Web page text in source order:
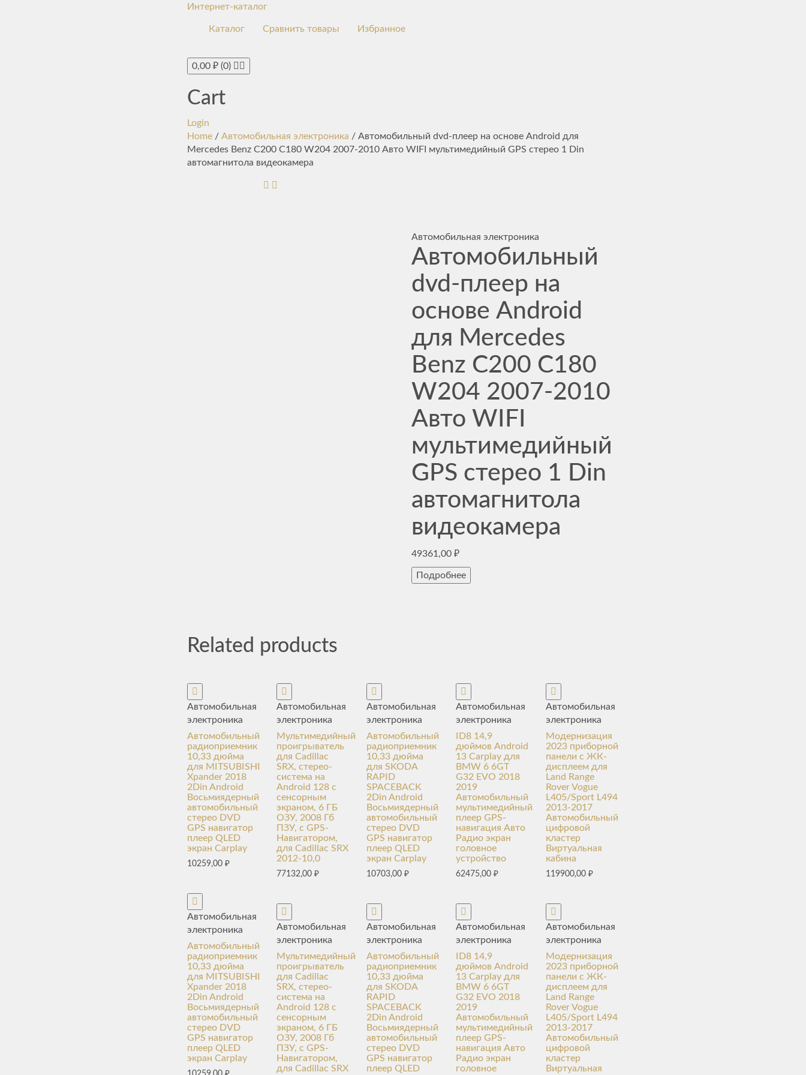
Интернет-каталог
Каталог Сравнить товары Избранное
0,00 ₽ (0)
Cart
Login
Home / Автомобильная электроника / Автомобильный dvd-плеер на основе Android для
Mercedes Benz C200 C180 W204 2007-2010 Авто WIFI мультимедийный GPS стерео 1 Din
автомагнитола видеокамера
Автомобильная электроника
Автомобильный
dvd-плеер на
основе Android
для Mercedes
Benz C200 C180
W204 2007-2010
Авто WIFI
мультимедийный
GPS стерео 1 Din
автомагнитола
видеокамера
49361,00₽
Подробнее
Related products
Автомобильная
электроника
Автомобильный
радиоприемник
10,33 дюйма
для MITSUBISHI
Xpander 2018
2Din Android
Восьмиядерный
автомобильный
стерео DVD
GPS навигатор
плеер QLED
экран Carplay
10259,00 ₽
Автомобильная
электроника
Автомобильный
радиоприемник
10,33 дюйма
для MITSUBISHI
Xpander 2018
2Din Android
Восьмиядерный
автомобильный
стерео DVD
GPS навигатор
плеер QLED
экран Carplay
Автомобильная
электроника
Мультимедийный
проигрыватель
для Cadillac
SRX, стерео-
система на
Android 128 с
сенсорным
экраном, 6 ГБ
ОЗУ, 2008 Гб
ПЗУ, с GPS-
Навигатором,
для Cadillac SRX
2012-10,0
77132,00₽
Автомобильная
электроника
Мультимедийный
проигрыватель
для Cadillac
SRX, стерео-
система на
Android 128 с
сенсорным
экраном, 6 ГБ
ОЗУ, 2008 Гб
ПЗУ, с GPS-
Навигатором,
для Cadillac SRX
Автомобильная
электроника
Автомобильный
радиоприемник
10,33 дюйма
для SKODA
RAPID
SPACEBACK
2Din Android
Восьмиядерный
автомобильный
стерео DVD
GPS навигатор
плеер QLED
экран Carplay
10703,00 ₽
Автомобильная
электроника
Автомобильный
радиоприемник
10,33 дюйма
для SKODA
RAPID
SPACEBACK
2Din Android
Восьмиядерный
автомобильный
стерео DVD
GPS навигатор
плеер QLED
Автомобильная
электроника
ID8 14,9
дюймов Android
13 Carplay для
BMW 6 6GT
G32 EVO 2018
2019
Автомобильный
мультимедийный
плеер GPS-
навигация Авто
Радио экран
головное
устройство
62475,00₽
Автомобильная
электроника
ID8 14,9
дюймов Android
13 Carplay для
BMW 6 6GT
G32 EVO 2018
2019
Автомобильный
мультимедийный
плеер GPS-
навигация Авто
Радио экран
головное
Автомобильная
электроника
Модернизация
2023 приборной
панели с ЖК-
дисплеем для
Land Range
Rover Vogue
L405/Sport L494
2013-2017
Автомобильный
цифровой
кластер
Виртуальная
кабина
119900,00 ₽
Автомобильная
электроника
Модернизация
2023 приборной
панели с ЖК-
дисплеем для
Land Range
Rover Vogue
L405/Sport L494
2013-2017
Автомобильный
цифровой
кластер
Виртуальная